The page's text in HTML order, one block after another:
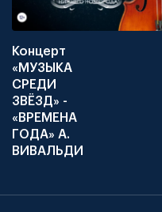
Концерт
«МУЗЫКА
СРЕДИ
ЗВЁЗД» -
«ВРЕМЕНА
ГОДА» А.
ВИВАЛЬДИ